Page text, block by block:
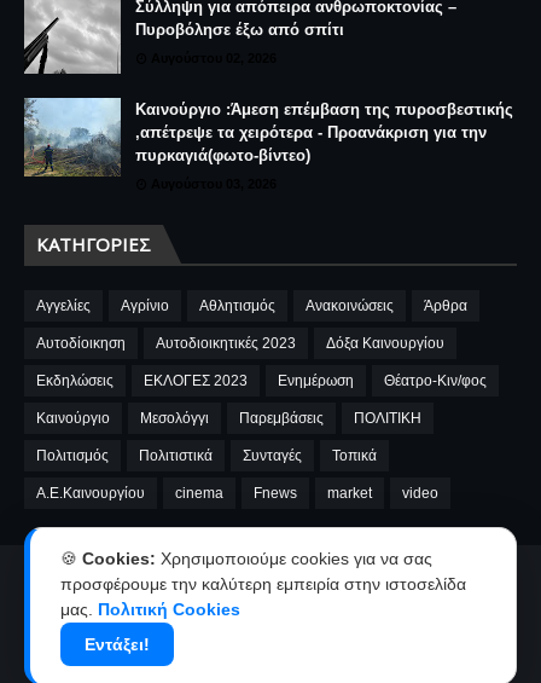
Σύλληψη για απόπειρα ανθρωποκτονίας –
Πυροβόλησε έξω από σπίτι
Καινούργιο :Άμεση επέμβαση της πυροσβεστικής
,απέτρεψε τα χειρότερα - Προανάκριση για την
πυρκαγιά(φωτο-βίντεο)
ΚΑΤΗΓΟΡΊΕΣ
Αγγελίες Αγρίνιο Αθλητισμός Ανακοινώσεις Άρθρα
Αυτοδίοικηση Αυτοδιοικητικές 2023 Δόξα Καινουργίου
Εκδηλώσεις ΕΚΛΟΓΕΣ 2023 Ενημέρωση Θέατρο-Κιν/φος
Καινούργιο Μεσολόγγι Παρεμβάσεις ΠΟΛΙΤΙΚΗ
Πολιτισμός Πολιτιστικά Συνταγές Τοπικά
A.E.Καινουργίου cinema Fnews market video
Αρχική Ταυτότητα
Όροι χρήσης-Πολιτική απορρήτου
Επικοινωνία-Διαφήμιση
Copyright ©2026 kainourgiopress-Νέα από το Καινούργιο,το Αγρίνιο
🍪 Cookies: Χρησιμοποιούμε cookies για να σας
προσφέρουμε την καλύτερη εμπειρία στην ιστοσελίδα
μας. Πολιτική Cookies
Εντάξει!